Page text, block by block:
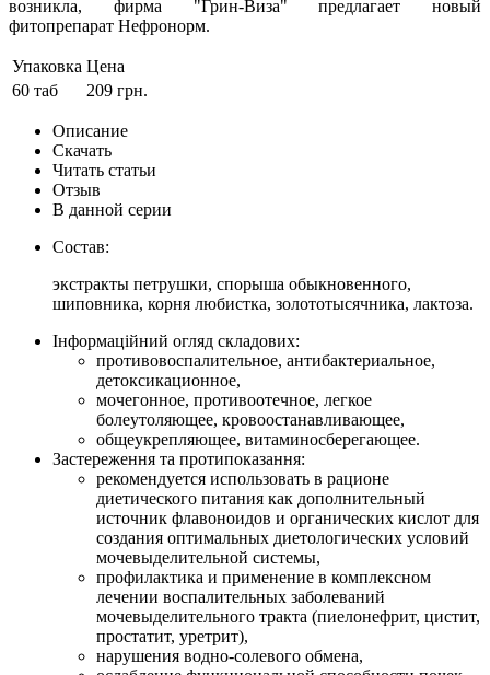
возникла, фирма "Грин-Виза" предлагает новый
фитопрепарат Нефронорм.
Упаковка Цена
60 таб
209 грн.
Описание
Скачать
Читать статьи
Отзыв
В данной серии
Состав:
экстракты петрушки, спорыша обыкновенного,
шиповника, корня любистка, золототысячника, лактоза.
Інформаційний огляд складових:
противовоспалительное, антибактериальное,
детоксикационное,
мочегонное, противоотечное, легкое
болеутоляющее, кровоостанавливающее,
общеукрепляющее, витаминосберегающее.
Застереження та протипоказання:
рекомендуется использовать в рационе
диетического питания как дополнительный
источник флавоноидов и органических кислот для
создания оптимальных диетологических условий
мочевыделительной системы,
профилактика и применение в комплексном
лечении воспалительных заболеваний
мочевыделительного тракта (пиелонефрит, цистит,
простатит, уретрит),
нарушения водно-солевого обмена,